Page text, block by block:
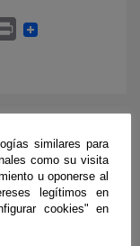
similares para
como su visita
u oponerse al
legítimos en
cookies" en